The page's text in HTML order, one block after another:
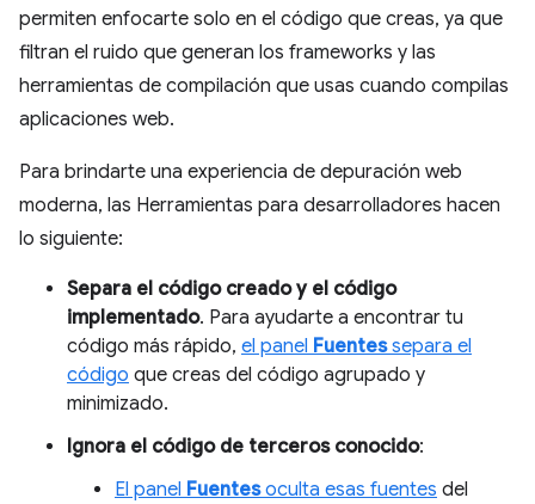
permiten enfocarte solo en el código que creas, ya que
filtran el ruido que generan los frameworks y las
herramientas de compilación que usas cuando compilas
aplicaciones web.
Para brindarte una experiencia de depuración web
moderna, las Herramientas para desarrolladores hacen
lo siguiente:
Separa el código creado y el código
implementado. Para ayudarte a encontrar tu
código más rápido, el panel Fuentessepara el
código que creas del código agrupado y
minimizado.
Ignora el código de terceros conocido:
El panel Fuentesoculta esas fuentes del